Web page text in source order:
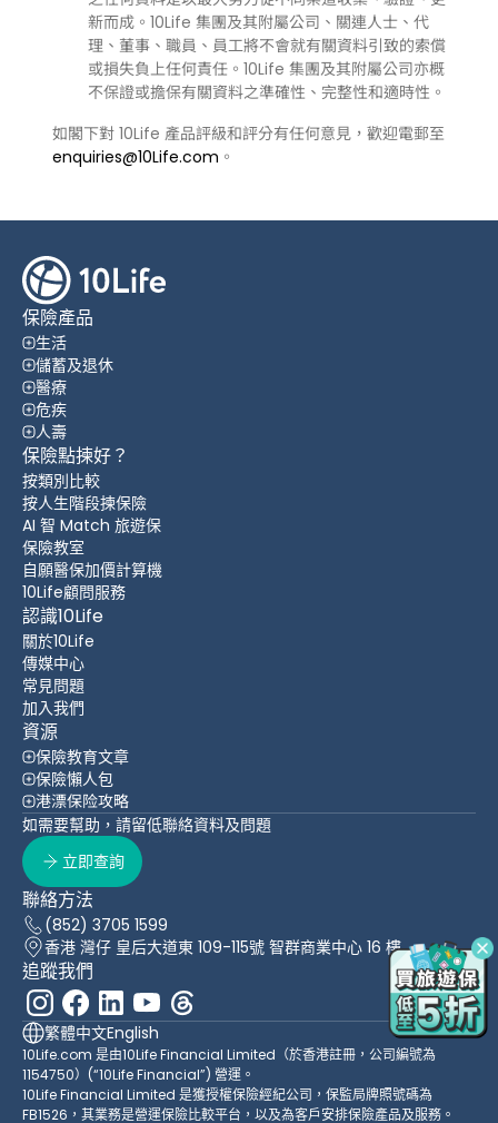
新而成。10Life 集團及其附屬公司、關連人士、代
理、董事、職員、員工將不會就有關資料引致的索償
或損失負上任何責任。10Life 集團及其附屬公司亦概
不保證或擔保有關資料之準確性、完整性和適時性。
如閣下對 10Life 產品評級和評分有任何意見，歡迎電郵至
enquiries@10Life.com 。
保險產品
生活
儲蓄及退休
醫療
危疾
人壽
保險點揀好？
按類別比較
按人生階段揀保險
AI 智 Match 旅遊保
保險教室
自願醫保加價計算機
10Life顧問服務
認識10Life
關於10Life
傳媒中心
常見問題
加入我們
資源
保險教育文章
保險懶人包
港漂保险攻略
如需要幫助，請留低聯絡資料及問題
立即查詢
聯絡方法
(852) 3705 1599
香港 灣仔 皇后大道東 109-115號 智群商業中心 16 樓
追蹤我們
繁體中文English
10Life.com 是由10Life Financial Limited（於香港註冊，公司編號為
1154750）(“10Life Financial”) 營運。
10Life Financial Limited 是獲授權保險經紀公司，保監局牌照號碼為
FB1526，其業務是營運保險比較平台，以及為客戶安排保險產品及服務。